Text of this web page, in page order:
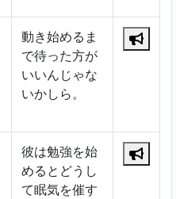
動き始めるま
で待った方が
いいんじゃな
いかしら。
彼は勉強を始
めるとどうし
て眠気を催す